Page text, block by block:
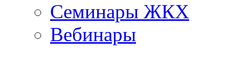
Семинары ЖКХ
Вебинары